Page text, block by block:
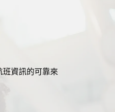
資訊的可靠來